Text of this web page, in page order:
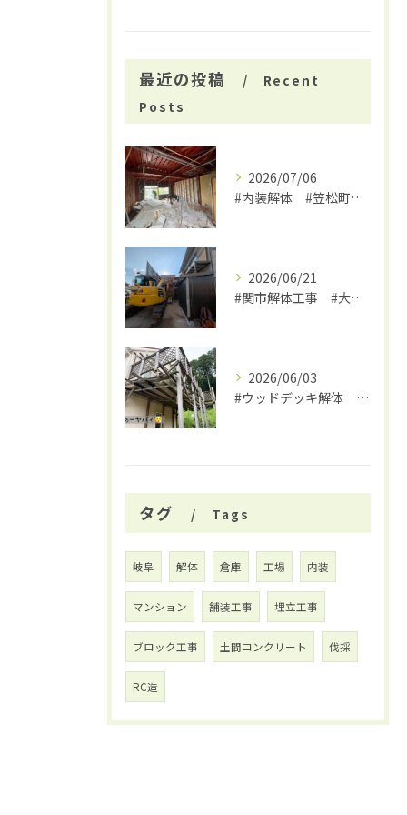
最近の投稿
Recent
Posts
2026/07/06
#内装解体 #笠松町解体工事 #大福
2026/06/21
#関市解体工事 #大福
2026/06/03
#ウッドデッキ解体 #関市 #大福
タグ Tags
岐阜 解体 倉庫 工場 内装
マンション 舗装工事 埋立工事
ブロック工事 土間コンクリート 伐採
RC造